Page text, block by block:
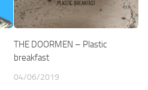
THE DOORMEN – Plastic
breakfast
04/06/2019